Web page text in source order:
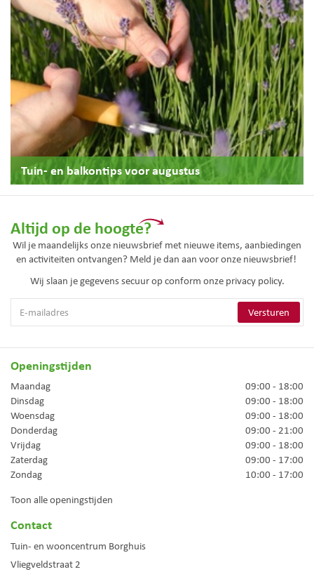
Tuin- en balkontips voor augustus
Altijd op de hoogte?
Wil je maandelijks onze nieuwsbrief met nieuwe items, aanbiedingen
en activiteiten ontvangen? Meld je dan aan voor onze nieuwsbrief!
Wij slaan je gegevens secuur op conform onze privacy policy.
Openingstijden
Maandag
09:00 - 18:00
Dinsdag
09:00 - 18:00
Woensdag
09:00 - 18:00
Donderdag
09:00 - 21:00
Vrijdag
09:00 - 18:00
Zaterdag
09:00 - 17:00
Zondag
10:00 - 17:00
Toon alle openingstijden
Contact
Tuin- en wooncentrum Borghuis
Vliegveldstraat 2